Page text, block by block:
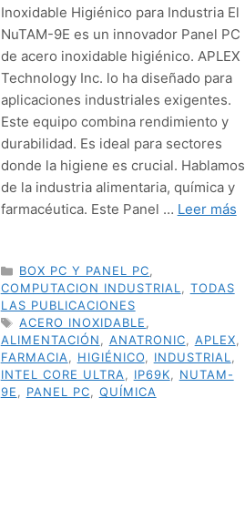
Inoxidable Higiénico para Industria El
NuTAM-9E es un innovador Panel PC
de acero inoxidable higiénico. APLEX
Technology Inc. lo ha diseñado para
aplicaciones industriales exigentes.
Este equipo combina rendimiento y
durabilidad. Es ideal para sectores
donde la higiene es crucial. Hablamos
de la industria alimentaria, química y
farmacéutica. Este Panel … Leer más
CATEGORÍAS
BOX PC Y PANEL PC
COMPUTACION INDUSTRIAL
TODAS
LAS PUBLICACIONES
ETIQUETAS
ACERO INOXIDABLE
ALIMENTACIÓN
ANATRONIC APLEX
FARMACIA
HIGIÉNICO INDUSTRIAL
INTEL CORE ULTRA
IP69K
NUTAM-
9E
PANEL PC QUÍMICA